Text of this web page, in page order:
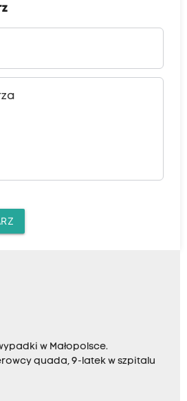
w Małopolsce.
quada, 9-latek w szpitalu